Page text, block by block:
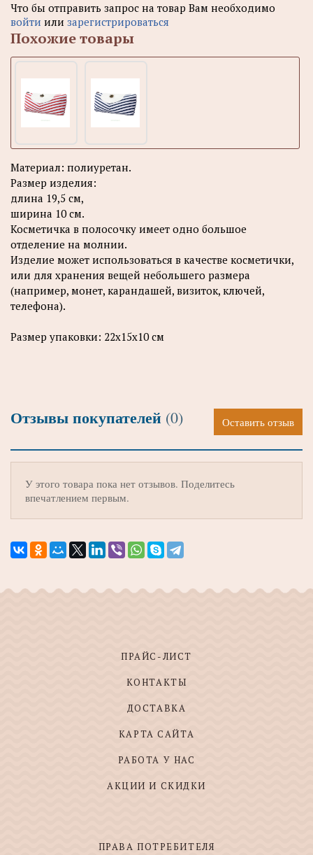
Что бы отправить запрос на товар Вам необходимо
войти или зарегистрироваться
Похожие товары
Материал: полиуретан.
Размер изделия:
длина 19,5 см,
ширина 10 см.
Косметичка в полосочку имеет одно большое
отделение на молнии.
Изделие может использоваться в качестве косметички,
или для хранения вещей небольшего размера
(например, монет, карандашей, визиток, ключей,
телефона).
Размер упаковки: 22х15х10 см
Отзывы покупателей (0) Оставить отзыв
У этого товара пока нет отзывов. Поделитесь
впечатлением первым.
ПРАЙС-ЛИСТ
КОНТАКТЫ
ДОСТАВКА
КАРТА САЙТА
РАБОТА У НАС
АКЦИИ И СКИДКИ
ПРАВА ПОТРЕБИТЕЛЯ